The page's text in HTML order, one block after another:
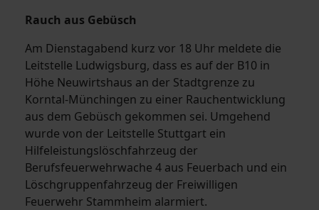
Rauch aus Gebüsch
Am Dienstagabend kurz vor 18 Uhr meldete die
Leitstelle Ludwigsburg, dass es auf der B10 in
Höhe Neuwirtshaus an der Stadtgrenze zu
Korntal-Münchingen zu einer Rauchentwicklung
aus dem Gebüsch gekommen sei. Umgehend
wurde von der Leitstelle Stuttgart ein
Hilfeleistungslöschfahrzeug der
Berufsfeuerwehrwache 4 aus Feuerbach und ein
Löschgruppenfahrzeug der Freiwilligen
Feuerwehr Stammheim alarmiert.